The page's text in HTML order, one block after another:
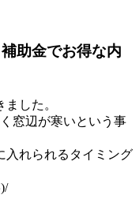
助金でお得な内
した。
窓辺が寒いという事
入れられるタイミング